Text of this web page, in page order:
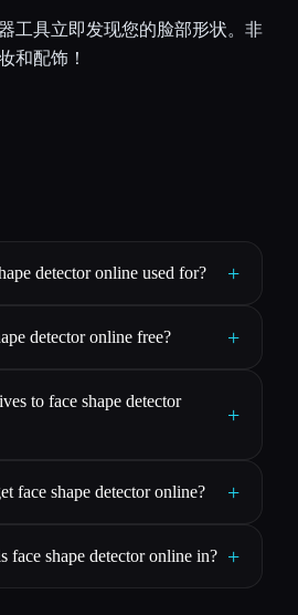
工具立即发现您的脸部形状。非
和配饰！
detector online used for? +
detector online free? +
to face shape detector
+
face shape detector online? +
face shape detector online in? +